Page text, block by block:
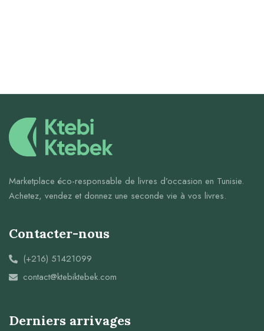
Marketplace éco-responsable de livres d’occasion en Tunisie.
Achetez, vendez et donnez une seconde vie à vos livres.
Contacter-nous
(+216) 51421099
contact@ktebiktebek.com
Derniers arrivages